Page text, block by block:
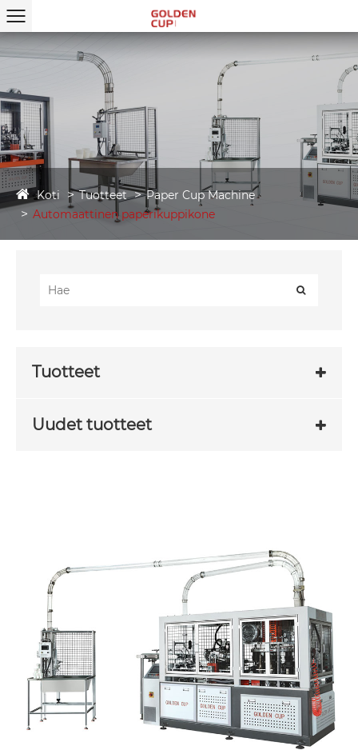
Koti Tuotteet
Paper Cup Machine
Automaattinen paperikuppikone
Tuotteet
Uudet tuotteet